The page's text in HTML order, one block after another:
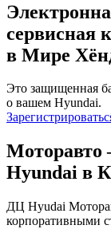
сервисная
в Мире
Это защищенная
о вашем Hyundai.
Hyundai в
ДЦ Hyudai
корпоративными